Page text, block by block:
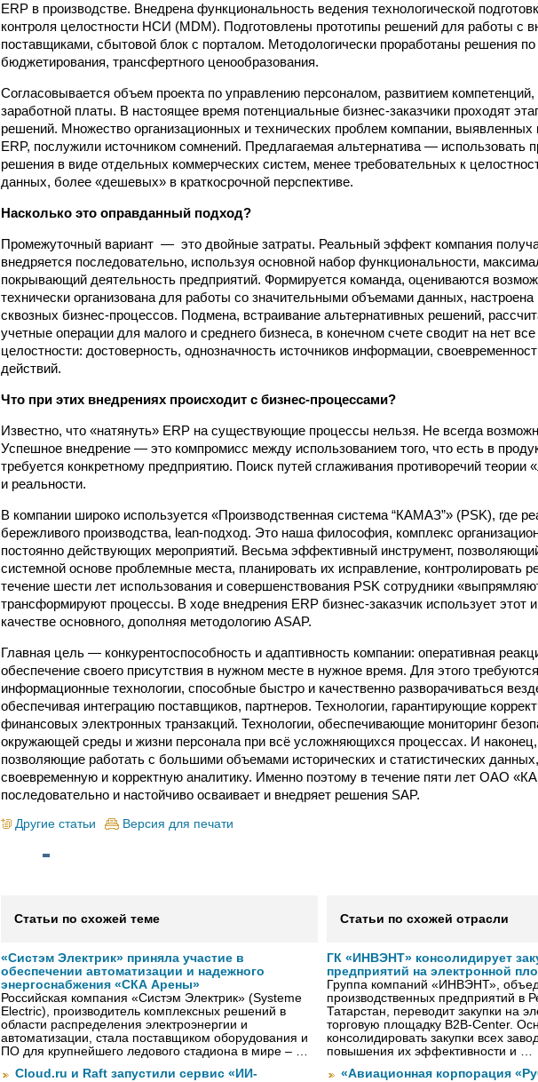
ERP в производстве. Внедрена функциональность ведения технологической
контроля целостности НСИ (MDM). Подготовлены прототипы решений для работы с
поставщиками, сбытовой блок с порталом. Методологически проработаны решения
бюджетирования, трансфертного ценообразования.
Согласовывается объем проекта по управлению персоналом, развитием компетенций,
заработной платы. В настоящее время потенциальные бизнес-заказчики проходят
решений. Множество организационных и технических проблем компании, выявленных
ERP, послужили источником сомнений. Предлагаемая альтернатива — использовать
решения в виде отдельных коммерческих систем, менее требовательных к
данных, более «дешевых» в краткосрочной перспективе.
Насколько это оправданный подход?
Промежуточный вари­ант — это двойные затраты. Реальный эффект компания
внедряется последовательно, используя основной набор функциональности,
покрывающий деятельность предприятий. Формируется команда, оцениваются
технически организована для работы со значительными объемами данных,
сквозных бизнес-процессов. Подмена, встраивание альтернативных решений,
учетные операции для малого и среднего бизнеса, в конечном счете сводит на нет
целостности: достоверность, однозначность источников информации,
действий.
Что при этих внедрениях происходит с бизнес-процессами?
Известно, что «натянуть» ERP на существующие процессы нельзя. Не всегда
Успешное внедрение — это компромисс между использованием того, что есть в
требуется конкретному предприятию. Поиск путей сглаживания противоречий теории
и реальности.
В компании широко используется «Производственная система “КАМАЗ”» (PSK), где
бережливого производства, lean-подход. Это наша философия, комплекс
постоянно действующих меро­приятий. Весьма эффективный инструмент,
системной основе проблемные места, планировать их исправление, контролировать
течение шести лет использования и совер­шен­ствования PSK сотрудники
трансформируют процессы. В ходе внедрения ERP бизнес-заказчик использует этот
качестве основного, дополняя методологию ASAP.
Главная цель — конкуренто­способность и адаптивность компании: оперативная
обеспечение своего присутствия в нужном месте в нужное время. Для этого
информационные технологии, способные быстро и качественно разворачиваться
обеспечивая интеграцию поставщиков, парт­неров. Технологии, гарантирующие
финансовых электронных транзакций. Технологии, обеспечивающие мониторинг
окружающей среды и жизни персонала при всё усложняющихся процессах. И наконец,
позволяющие работать с большими объемами исторических и статистических
своевременную и корректную аналитику. Именно поэтому в течение пяти лет ОАО
последовательно и настойчиво осваивает и внедряет решения SAP.
Другие статьи Версия для печати
Статьи по схожей теме
«Систэм Электрик» приняла участие в
обеспечении автоматизации и надежного
энергоснабжения «СКА Арены»
Российская компания «Систэм Электрик» (Systeme
Electric), производитель комплексных решений в
области распределения электроэнергии и
автоматизации, стала поставщиком оборудования и
ПО для крупнейшего ледового стадиона в мире – …
Cloud.ru и Raft запустили сервис «ИИ-
Статьи по схожей отрасли
ГК «ИНВЭНТ» консолидирует
предприятий на электронной
Группа компаний «ИНВЭНТ»,
производственных предприятий в
Татарстан, переводит закупки на
торговую площадку B2B-Center.
консолидировать закупки всех
повышения их эффективности и …
«Авиационная корпорация